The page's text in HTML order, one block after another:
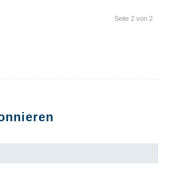
Seite 2 von 2